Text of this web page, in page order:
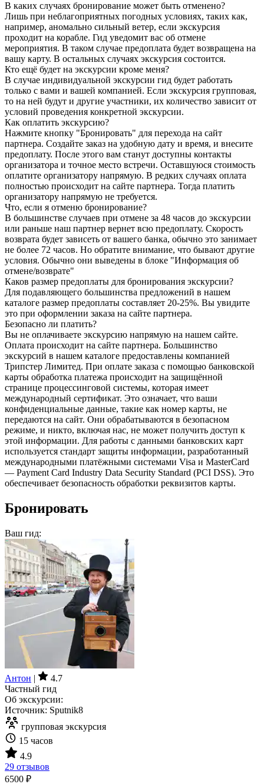
В каких случаях бронирование может быть отменено?
Лишь при неблагоприятных погодных условиях, таких как,
например, аномально сильный ветер, если экскурсия
проходит на корабле. Гид уведомит вас об отмене
мероприятия. В таком случае предоплата будет возвращена на
вашу карту. В остальных случаях экскурсия состоится.
Кто ещё будет на экскурсии кроме меня?
В случае индивидуальной экскурсии гид будет работать
только с вами и вашей компанией. Если экскурсия групповая,
то на ней будут и другие участники, их количество зависит от
условий проведения конкретной экскурсии.
Как оплатить экскурсию?
Нажмите кнопку "Бронировать" для перехода на сайт
партнера. Создайте заказ на удобную дату и время, и внесите
предоплату. После этого вам станут доступны контакты
организатора и точное место встречи. Оставшуюся стоимость
оплатите организатору напрямую. В редких случаях оплата
полностью происходит на сайте партнера. Тогда платить
организатору напрямую не требуется.
Что, если я отменю бронирование?
В большинстве случаев при отмене за 48 часов до экскурсии
или раньше наш партнер вернет всю предоплату. Скорость
возврата будет зависеть от вашего банка, обычно это занимает
не более 72 часов. Но обратите внимание, что бывают другие
условия. Обычно они выведены в блоке "Информация об
отмене/возврате"
Каков размер предоплаты для бронирования экскурсии?
Для подавляющего большинства предложений в нашем
каталоге размер предоплаты составляет 20-25%. Вы увидите
это при оформлении заказа на сайте партнера.
Безопасно ли платить?
Вы не оплачиваете экскурсию напрямую на нашем сайте.
Оплата происходит на сайте партнера. Большинство
экскурсий в нашем каталоге предоставлены компанией
Трипстер Лимитед. При оплате заказа с помощью банковской
карты обработка платежа происходит на защищённой
странице процессинговой системы, которая имеет
международный сертификат. Это означает, что ваши
конфиденциальные данные, такие как номер карты, не
передаются на сайт. Они обрабатываются в безопасном
режиме, и никто, включая нас, не может получить доступ к
этой информации. Для работы с данными банковских карт
используется стандарт защиты информации, разработанный
международными платёжными системами Visa и MasterCard
— Payment Card Industry Data Security Standard (PCI DSS). Это
обеспечивает безопасность обработки реквизитов карты.
Бронировать
Ваш гид:
Антон |
4.7
Частный гид
Об экскурсии:
Источник: Sputnik8
групповая экскурсия
15 часов
4.9
29 отзывов
6500 ₽